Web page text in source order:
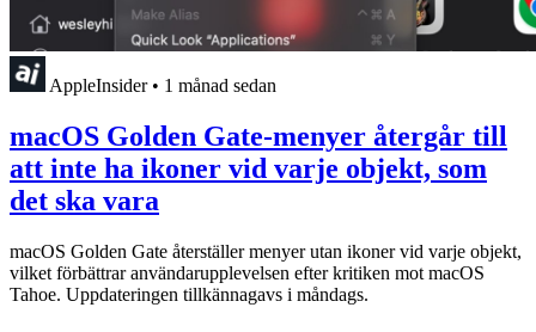
AppleInsider • 1 månad sedan
macOS Golden Gate-menyer återgår till
att inte ha ikoner vid varje objekt, som
det ska vara
macOS Golden Gate återställer menyer utan ikoner vid varje objekt,
vilket förbättrar användarupplevelsen efter kritiken mot macOS
Tahoe. Uppdateringen tillkännagavs i måndags.